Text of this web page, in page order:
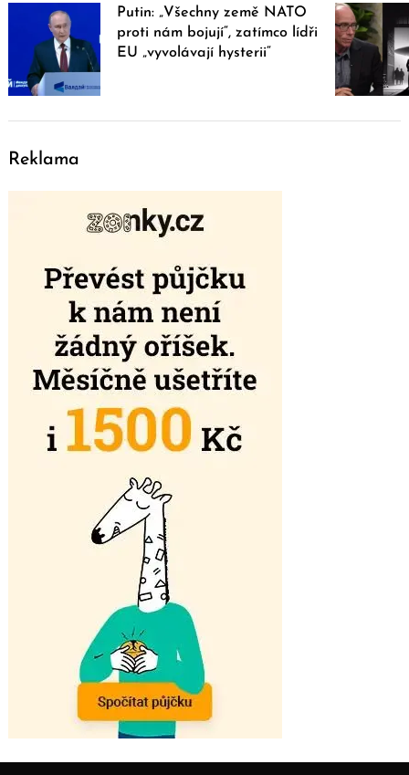
Putin: „Všechny země NATO
proti nám bojují“, zatímco lídři
EU „vyvolávají hysterii“
Reklama